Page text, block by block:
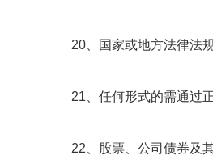
20、国家或地方法律法
21、任何形式的需通过
22、股票、公司债券及